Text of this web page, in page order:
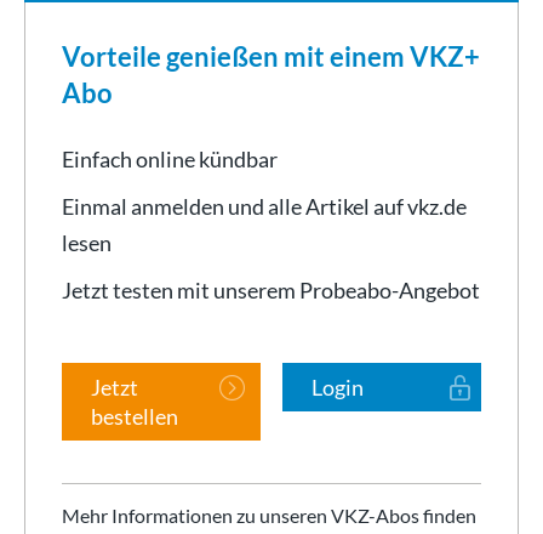
Vorteile genießen mit einem VKZ+
Abo
Einfach online kündbar
Einmal anmelden und alle Artikel auf vkz.de
lesen
Jetzt testen mit unserem Probeabo-Angebot
Jetzt
bestellen
Login
Mehr Informationen zu unseren VKZ-Abos finden